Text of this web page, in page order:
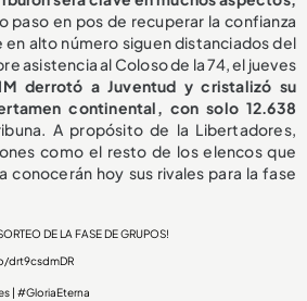
paso en pos de recuperar la confianza
alto número siguen distanciados del
asistencia al Coloso de la 74, el jueves
derrotó a Juventud y cristalizó su
continental, con solo 12.638
A propósito de la Libertadores,
como el resto de los elencos que
conocerán hoy sus rivales para la fase
DE LA FASE DE GRUPOS!
drt9csdmDR
|#GloriaEterna